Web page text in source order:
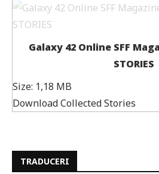
Galaxy 42 Online SFF
STORIES
Size: 1,18 MB
Download Collected Stories
TRADUCERI